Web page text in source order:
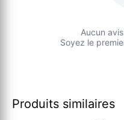
Aucun
Soyez le
Produits similaires